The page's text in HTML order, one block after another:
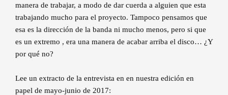
manera de trabajar, a modo de dar cuerda a alguien que esta
trabajando mucho para el proyecto. Tampoco pensamos que
esa es la dirección de la banda ni mucho menos, pero si que
es un extremo , era una manera de acabar arriba el disco… ¿Y
por qué no?
Lee un extracto de la entrevista en en nuestra edición en
papel de mayo-junio de 2017: